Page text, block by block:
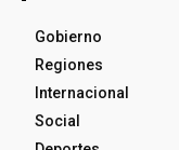
Gobierno
Regiones
Internacional
Social